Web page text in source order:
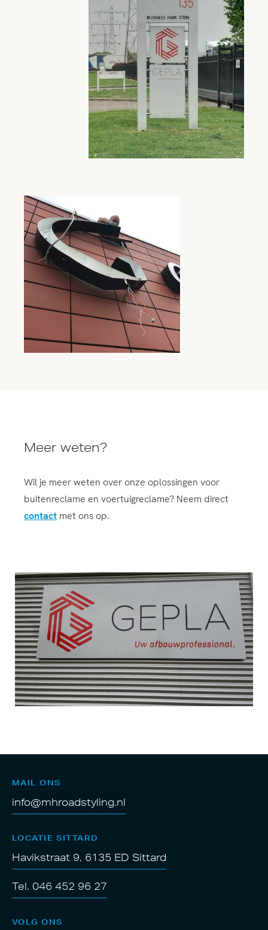
Meer weten?
Wil je meer weten over onze oplossingen voor
buitenreclame en voertuigreclame? Neem direct
contact met ons op.
MAIL ONS
info@mhroadstyling.nl
LOCATIE SITTARD
Havikstraat 9, 6135 ED Sittard
Tel. 046 452 96 27
VOLG ONS